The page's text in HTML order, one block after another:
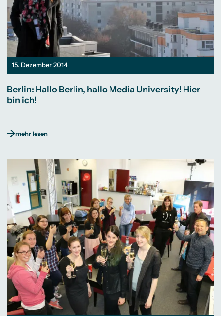
15. Dezember 2014
Berlin: Hallo Berlin, hallo Media University! Hier
bin ich!
mehr lesen